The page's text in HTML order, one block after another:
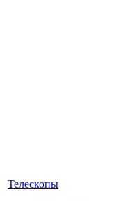
Телескопы